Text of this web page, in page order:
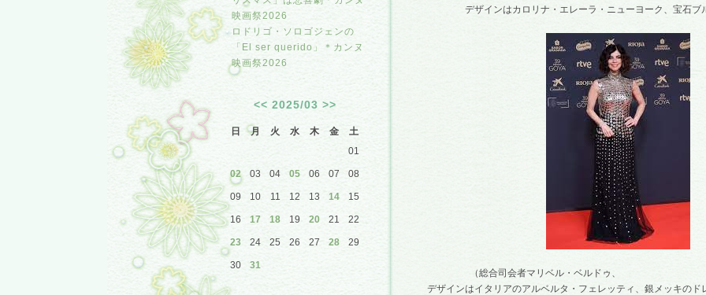
映画祭2026
ロドリゴ・ソロゴジェンの
「El ser querido」＊カンヌ
映画祭2026
<< 2025/03 >>
日 月 火 水 木 金
土
01
02 03 04 05 06 07 08
09 10 11 12 13 14 15
16 17 18 19 20 21 22
23 24 25 26 27 28 29
30 31
デザインはカロリナ・エレーラ・ニューヨーク、宝石ブ
（総合司会者マリベル・ベルドゥ、
デザインはイタリアのアルベルタ・フェレッティ、銀メッキのド